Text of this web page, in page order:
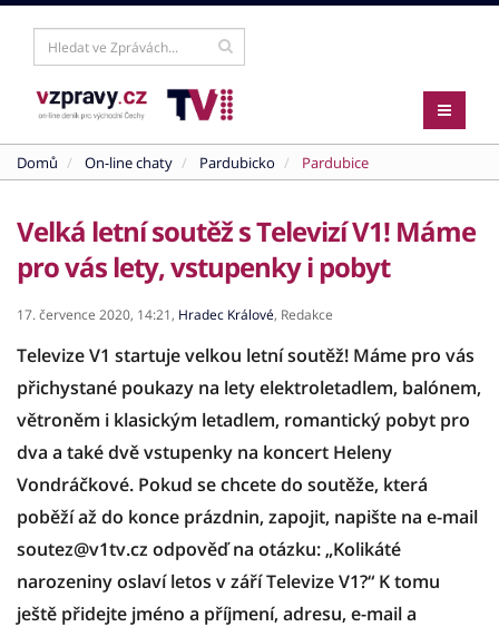
Domů On-line chaty Pardubicko Pardubice
Velká letní soutěž s Televizí V1! Máme
pro vás lety, vstupenky i pobyt
17. července 2020, 14:21, Hradec Králové, Redakce
Televize V1 startuje velkou letní soutěž! Máme pro vás
přichystané poukazy na lety elektroletadlem, balónem,
větroněm i klasickým letadlem, romantický pobyt pro
dva a také dvě vstupenky na koncert Heleny
Vondráčkové. Pokud se chcete do soutěže, která
poběží až do konce prázdnin, zapojit, napište na e-mail
soutez@v1tv.cz odpověď na otázku: „Kolikáté
narozeniny oslaví letos v září Televize V1?“ K tomu
ještě přidejte jméno a příjmení, adresu, e-mail a